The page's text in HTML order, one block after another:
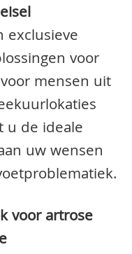
exclusieve
voor
mensen uit
u de ideale
uw wensen
voor artrose